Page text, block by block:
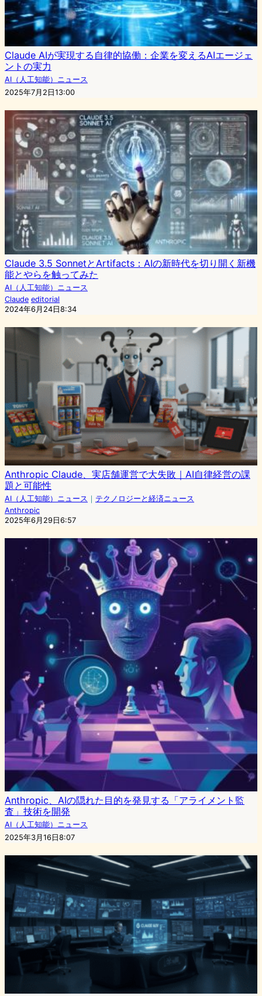
Claude AIが実現する自律的協働：企業を変えるAIエージェ
ントの実力
AI（人工知能）ニュース
2025年7月2日13:00
Claude 3.5 SonnetとArtifacts：AIの新時代を切り開く新機
能とやらを触ってみた
AI（人工知能）ニュース
Claude editorial
2024年6月24日8:34
Anthropic Claude、実店舗運営で大失敗｜AI自律経営の課
題と可能性
AI（人工知能）ニュース ｜ テクノロジーと経済ニュース
Anthropic
2025年6月29日6:57
Anthropic、AIの隠れた目的を発見する「アライメント監
査」技術を開発
AI（人工知能）ニュース
2025年3月16日8:07